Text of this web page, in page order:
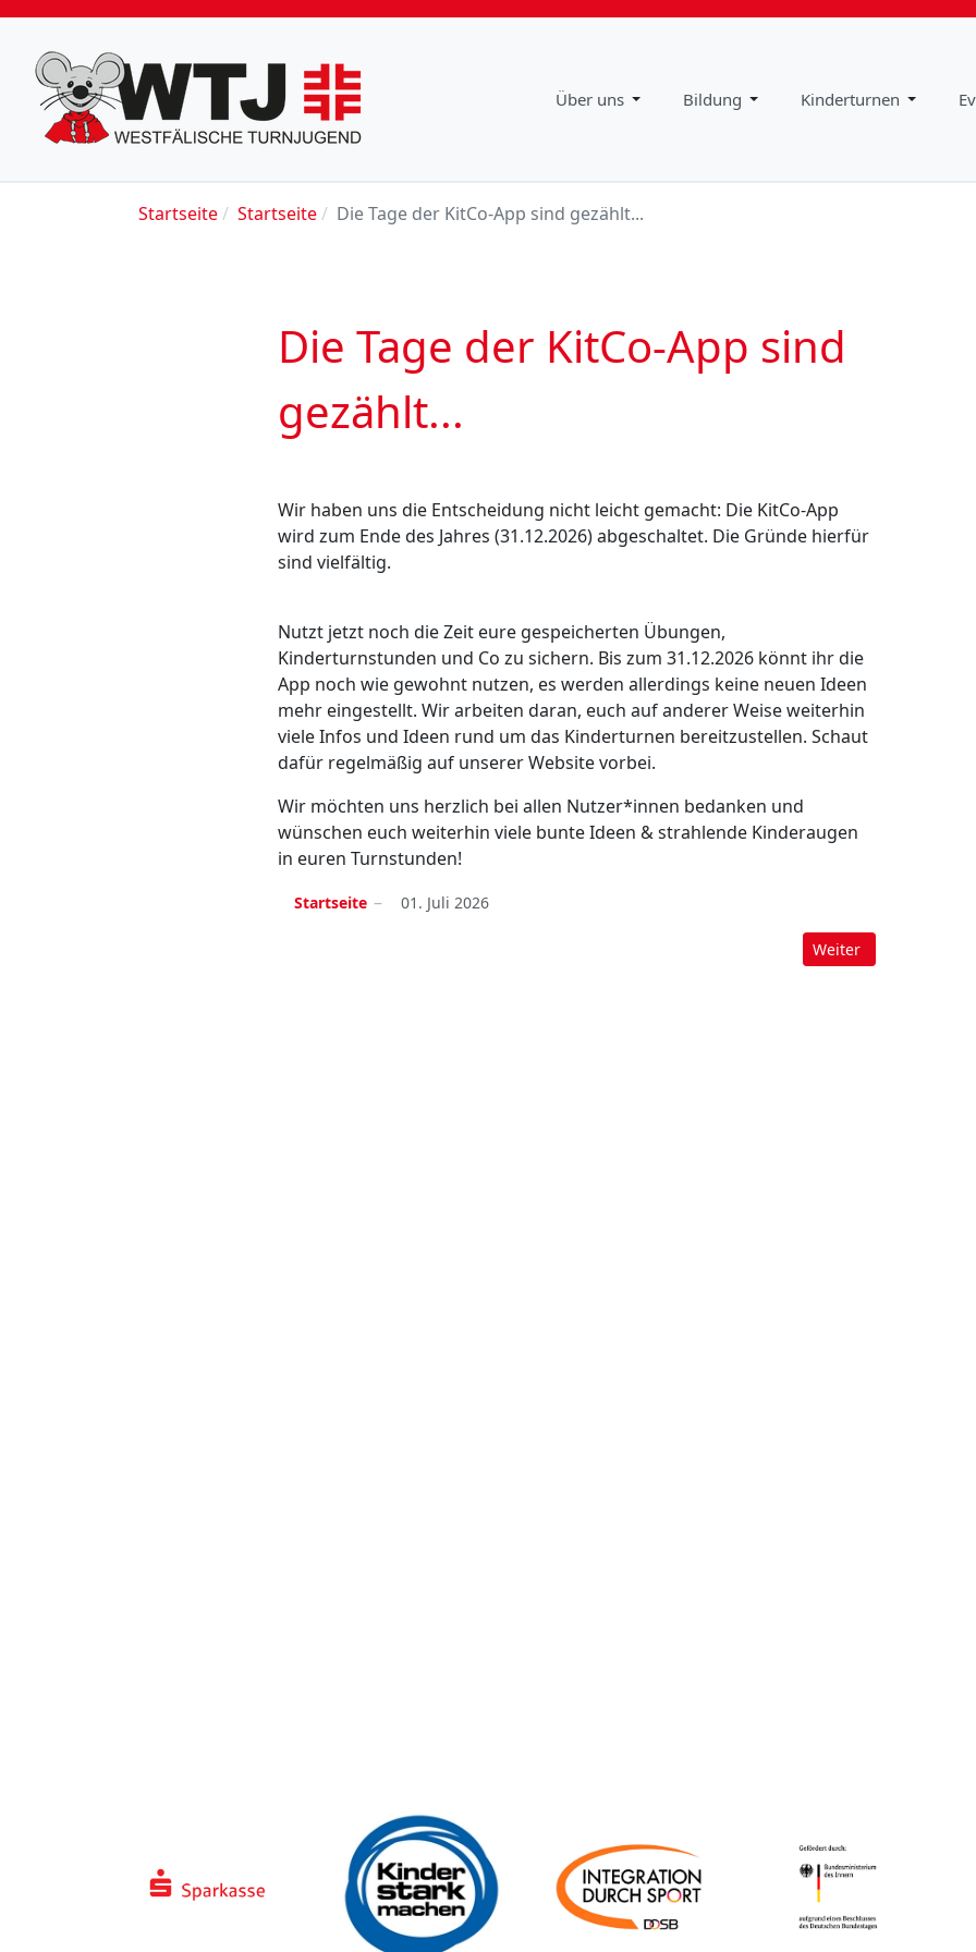
Impressum
Downloads
Über uns Bildung Kinderturnen
Startseite Startseite Die Tage der KitCo-App sind gezählt...
Die Tage der KitCo-App sind
gezählt...
Wir haben uns die Entscheidung nicht leicht gemacht: Die KitCo-App
wird zum Ende des Jahres (31.12.2026) abgeschaltet. Die Gründe hierfür
sind vielfältig.
Nutzt jetzt noch die Zeit eure gespeicherten Übungen,
Kinderturnstunden und Co zu sichern. Bis zum 31.12.2026 könnt ihr die
App noch wie gewohnt nutzen, es werden allerdings keine neuen Ideen
mehr eingestellt. Wir arbeiten daran, euch auf anderer Weise weiterhin
viele Infos und Ideen rund um das Kinderturnen bereitzustellen. Schaut
dafür regelmäßig auf unserer Website vorbei.
Wir möchten uns herzlich bei allen Nutzer*innen bedanken und
wünschen euch weiterhin viele bunte Ideen & strahlende Kinderaugen
in euren Turnstunden!
Startseite 01. Juli 2026
Nächster Beitrag: WTJ
Weiter